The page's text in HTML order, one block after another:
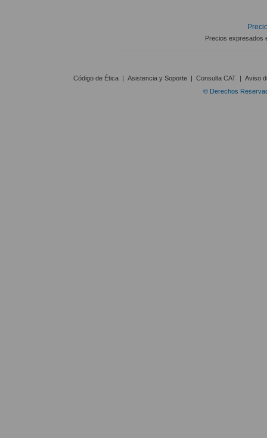
Precios expresados
Código de Ética | Asistencia y Soporte | Consulta CAT | Aviso
© Derechos